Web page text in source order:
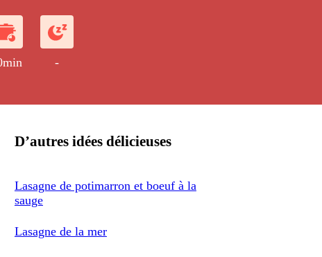
-
D’autres idées délicieuses
Lasagne de potimarron et boeuf à la
sauge
Lasagne de la mer